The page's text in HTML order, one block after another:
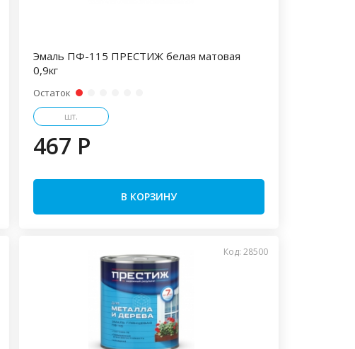
Эмаль ПФ-115 ПРЕСТИЖ белая матовая
0,9кг
Остаток
шт.
467 P
В КОРЗИНУ
Код: 28500